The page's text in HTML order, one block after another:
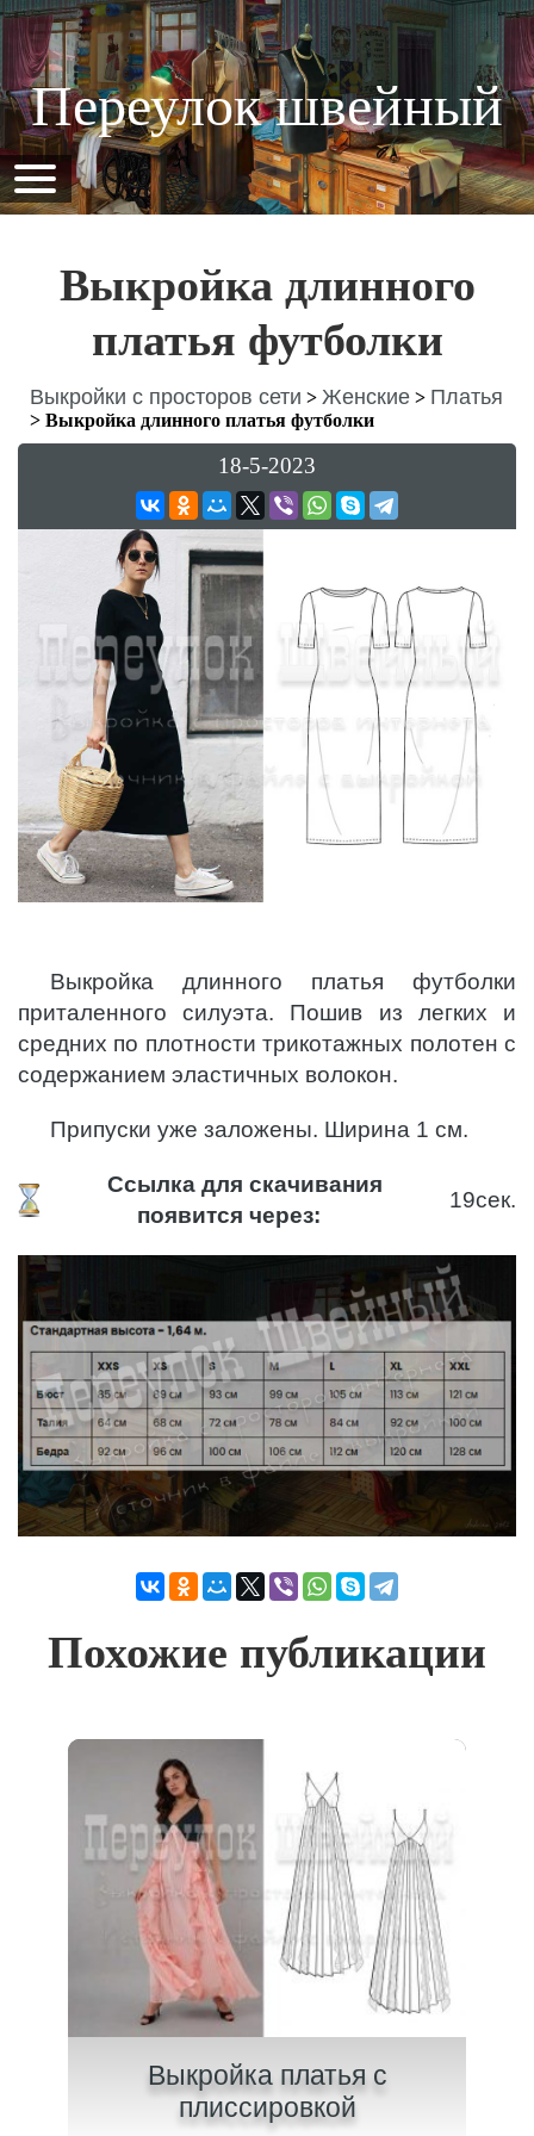
Переулок швейный
Выкройка длинного
платья футболки
Выкройки с просторов сети > Женские > Платья
> Выкройка длинного платья футболки
18-5-2023
Выкройка длинного платья футболки
приталенного силуэта. Пошив из легких и
средних по плотности трикотажных полотен с
содержанием эластичных волокон.
Припуски уже заложены. Ширина 1 см.
Ссылка для скачивания
появится через:
18сек.
Похожие публикации
Выкройка платья с
плиссировкой